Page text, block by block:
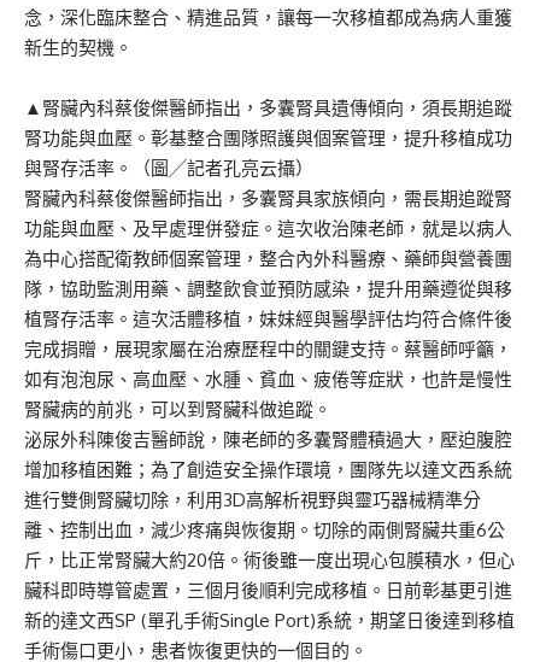
念，深化臨床整合、精進品質，讓每一次移植都成為病人重獲
新生的契機。
▲腎臟內科蔡俊傑醫師指出，多囊腎具遺傳傾向，須長期追蹤
腎功能與血壓。彰基整合團隊照護與個案管理，提升移植成功
與腎存活率。（圖╱記者孔亮云攝）
腎臟內科蔡俊傑醫師指出，多囊腎具家族傾向，需長期追蹤腎
功能與血壓、及早處理併發症。這次收治陳老師，就是以病人
為中心搭配衛教師個案管理，整合內外科醫療、藥師與營養團
隊，協助監測用藥、調整飲食並預防感染，提升用藥遵從與移
植腎存活率。這次活體移植，妹妹經與醫學評估均符合條件後
完成捐贈，展現家屬在治療歷程中的關鍵支持。蔡醫師呼籲，
如有泡泡尿、高血壓、水腫、貧血、疲倦等症狀，也許是慢性
腎臟病的前兆，可以到腎臟科做追蹤。
泌尿外科陳俊吉醫師說，陳老師的多囊腎體積過大，壓迫腹腔
增加移植困難；為了創造安全操作環境，團隊先以達文西系統
進行雙側腎臟切除，利用3D高解析視野與靈巧器械精準分
離、控制出血，減少疼痛與恢復期。切除的兩側腎臟共重6公
斤，比正常腎臟大約20倍。術後雖一度出現心包膜積水，但心
臟科即時導管處置，三個月後順利完成移植。日前彰基更引進
新的達文西SP (單孔手術Single Port)系統，期望日後達到移植
手術傷口更小，患者恢復更快的一個目的。